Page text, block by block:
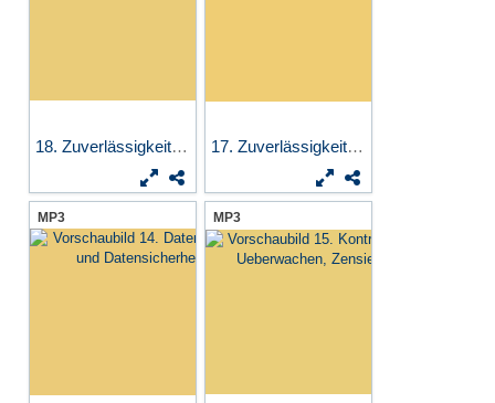
18. Zuverlässigkeit II... 17. Zuverlässigkeit I...
MP3 MP3